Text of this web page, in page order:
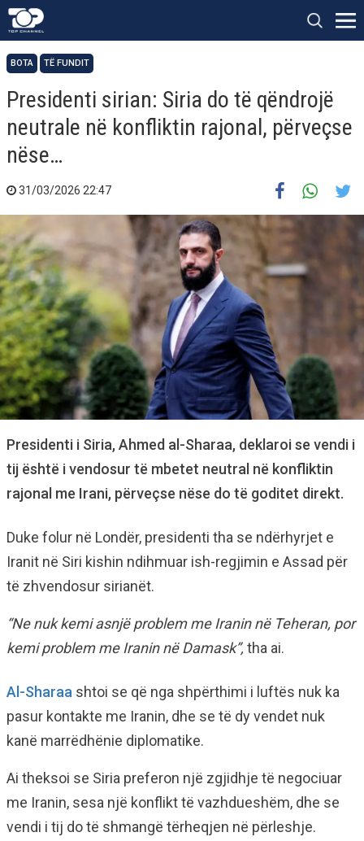
BOTA TË FUNDIT
Presidenti sirian: Siria do të qëndrojë
neutrale në konfliktin rajonal, përveçse
nëse…
31/03/2026 22:47
Presidenti i Siria, Ahmed al-Sharaa, deklaroi se vendi i
tij është i vendosur të mbetet neutral në konfliktin
rajonal me Irani, përveçse nëse do të goditet direkt.
Duke folur në Londër, presidenti tha se ndërhyrjet e
Iranit në Siri kishin ndihmuar ish-regjimin e Assad për
të zhvendosur sirianët.
“Ne nuk kemi asnjë problem me Iranin në Teheran, por
kemi problem me Iranin në Damask”, tha ai.
Al-Sharaa shtoi se që nga shpërthimi i luftës nuk ka
pasur kontakte me Iranin, dhe se të dy vendet nuk
kanë marrëdhënie diplomatike.
Ai theksoi se Siria preferon një zgjidhje të negociuar
me Iranin, sesa një konflikt të vazhdueshëm, dhe se
vendi i tij do të shmangë tërheqjen në përleshje.